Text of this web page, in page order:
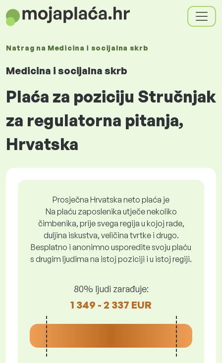
Natrag na Medicina i socijalna skrb
Medicina i socijalna skrb
Plaća za poziciju Stručnjak
za regulatorna pitanja,
Hrvatska
Prosječna Hrvatska neto plaća je
Na plaću zaposlenika utječe nekoliko
čimbenika, prije svega regija u kojoj rade,
duljina iskustva, veličina tvrtke i drugo.
Besplatno i anonimno usporedite svoju plaću
s drugim ljudima na istoj poziciji i u istoj regiji.
80% ljudi zarađuje:
1 349 - 2 337 EUR